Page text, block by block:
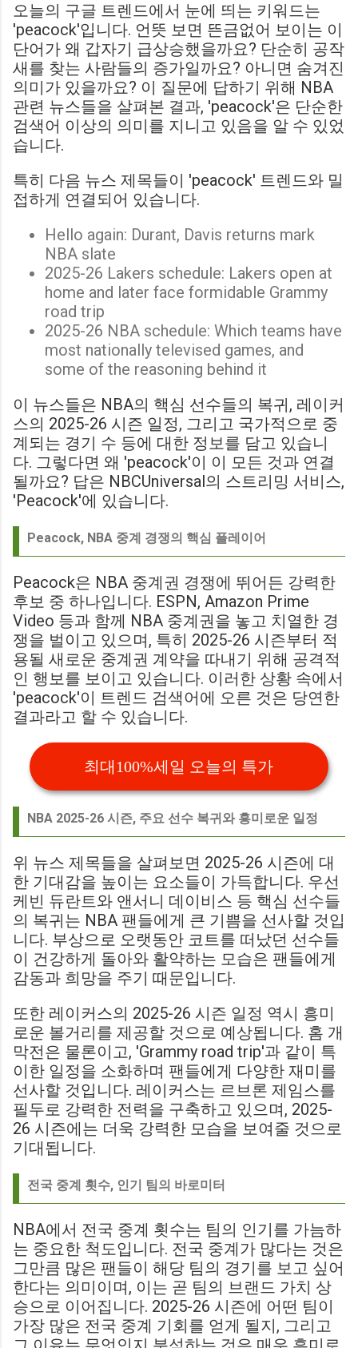
from home : 버밍엄 시티의 크리스 데이비스 감독은 원정 경기
에서 팀 고유의 색깔을 유지하는 것이 중요하다고 강조했습니
다. ...
오늘의 구글 트렌드에서 눈에 띄는 키워드는
'peacock'입니다. 언뜻 보면 뜬금없어 보이는 이
단어가 왜 갑자기 급상승했을까요? 단순히 공작
새를 찾는 사람들의 증가일까요? 아니면 숨겨진
의미가 있을까요? 이 질문에 답하기 위해 NBA
관련 뉴스들을 살펴본 결과, 'peacock'은 단순한
검색어 이상의 의미를 지니고 있음을 알 수 있었
습니다.
특히 다음 뉴스 제목들이 'peacock' 트렌드와 밀
접하게 연결되어 있습니다.
Hello again: Durant, Davis returns mark
NBA slate
2025-26 Lakers schedule: Lakers open at
home and later face formidable Grammy
road trip
2025-26 NBA schedule: Which teams have
most nationally televised games, and
some of the reasoning behind it
이 뉴스들은 NBA의 핵심 선수들의 복귀, 레이커
스의 2025-26 시즌 일정, 그리고 국가적으로 중
계되는 경기 수 등에 대한 정보를 담고 있습니
다. 그렇다면 왜 'peacock'이 이 모든 것과 연결
될까요? 답은 NBCUniversal의 스트리밍 서비스,
'Peacock'에 있습니다.
Peacock, NBA 중계 경쟁의 핵심 플레이어
Peacock은 NBA 중계권 경쟁에 뛰어든 강력한
후보 중 하나입니다. ESPN, Amazon Prime
Video 등과 함께 NBA 중계권을 놓고 치열한 경
쟁을 벌이고 있으며, 특히 2025-26 시즌부터 적
용될 새로운 중계권 계약을 따내기 위해 공격적
인 행보를 보이고 있습니다. 이러한 상황 속에서
'peacock'이 트렌드 검색어에 오른 것은 당연한
결과라고 할 수 있습니다.
최대100%세일 오늘의 특가
NBA 2025-26 시즌, 주요 선수 복귀와 흥미로운 일정
위 뉴스 제목들을 살펴보면 2025-26 시즌에 대
한 기대감을 높이는 요소들이 가득합니다. 우선
케빈 듀란트와 앤서니 데이비스 등 핵심 선수들
의 복귀는 NBA 팬들에게 큰 기쁨을 선사할 것입
니다. 부상으로 오랫동안 코트를 떠났던 선수들
이 건강하게 돌아와 활약하는 모습은 팬들에게
감동과 희망을 주기 때문입니다.
또한 레이커스의 2025-26 시즌 일정 역시 흥미
로운 볼거리를 제공할 것으로 예상됩니다. 홈 개
막전은 물론이고, 'Grammy road trip'과 같이 특
이한 일정을 소화하며 팬들에게 다양한 재미를
선사할 것입니다. 레이커스는 르브론 제임스를
필두로 강력한 전력을 구축하고 있으며, 2025-
26 시즌에는 더욱 강력한 모습을 보여줄 것으로
기대됩니다.
전국 중계 횟수, 인기 팀의 바로미터
NBA에서 전국 중계 횟수는 팀의 인기를 가늠하
는 중요한 척도입니다. 전국 중계가 많다는 것은
그만큼 많은 팬들이 해당 팀의 경기를 보고 싶어
한다는 의미이며, 이는 곧 팀의 브랜드 가치 상
승으로 이어집니다. 2025-26 시즌에 어떤 팀이
가장 많은 전국 중계 기회를 얻게 될지, 그리고